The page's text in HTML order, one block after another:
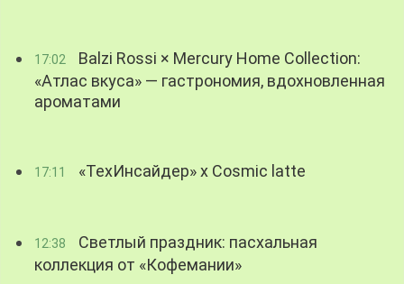
17:02
Balzi Rossi × Mercury Home Collection:
«Атлас вкуса» — гастрономия, вдохновленная
ароматами
17:11 «ТехИнсайдер» х Cosmic latte
12:38
Светлый праздник: пасхальная
коллекция от «Кофемании»